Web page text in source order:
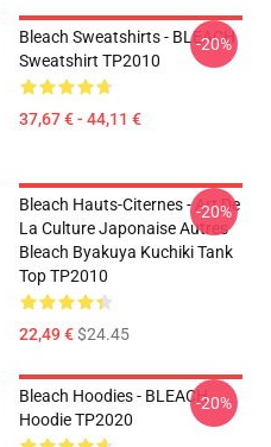
Bleach Sweatshirts - BLEACH
Sweatshirt TP2010
37,67 € - 44,11 €
-20%
Bleach Hauts-Citernes - Art De
La Culture Japonaise Autres
Bleach Byakuya Kuchiki Tank
Top TP2010
22,49 €$24.45
-20%
Bleach Hoodies - BLEACH
Hoodie TP2020
-20%